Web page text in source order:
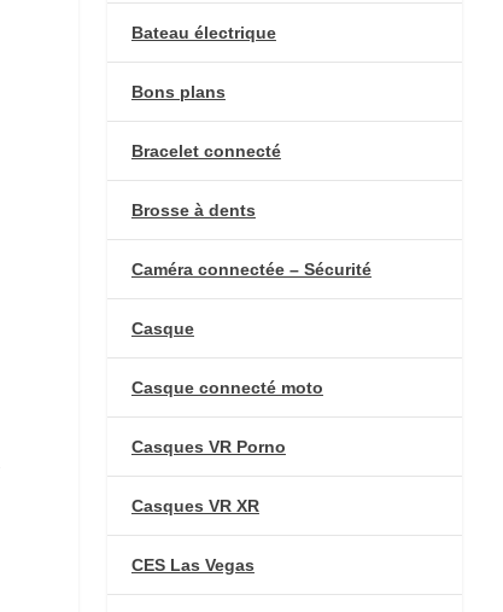
Bateau électrique
Bons plans
Bracelet connecté
Brosse à dents
Caméra connectée – Sécurité
Casque
Casque connecté moto
Casques VR Porno
Casques VR XR
CES Las Vegas